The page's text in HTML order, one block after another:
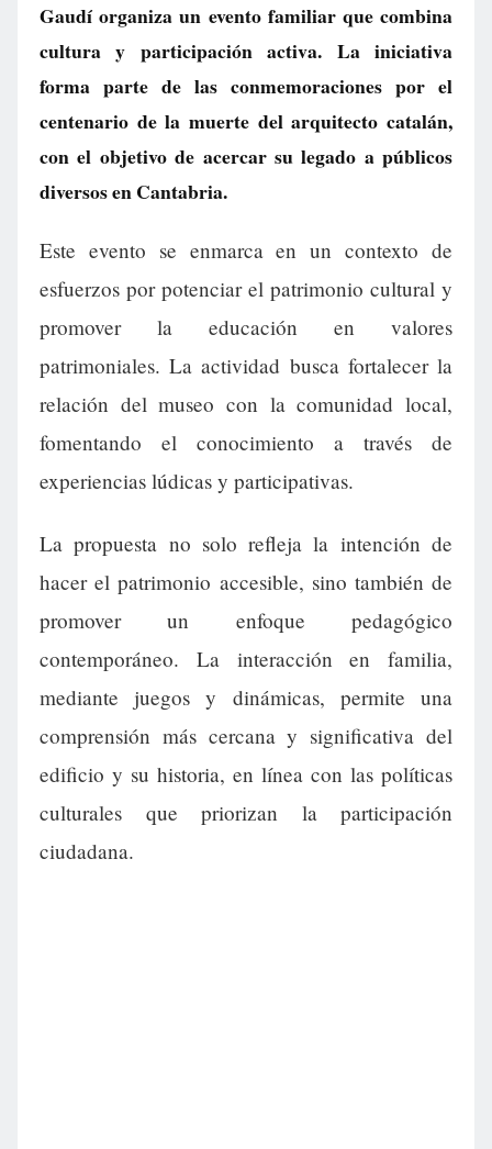
Gaudí organiza un evento familiar que combina
cultura y participación activa. La iniciativa
forma parte de las conmemoraciones por el
centenario de la muerte del arquitecto catalán,
con el objetivo de acercar su legado a públicos
diversos en Cantabria.
Este evento se enmarca en un contexto de
esfuerzos por potenciar el patrimonio cultural y
promover la educación en valores
patrimoniales. La actividad busca fortalecer la
relación del museo con la comunidad local,
fomentando el conocimiento a través de
experiencias lúdicas y participativas.
La propuesta no solo refleja la intención de
hacer el patrimonio accesible, sino también de
promover un enfoque pedagógico
contemporáneo. La interacción en familia,
mediante juegos y dinámicas, permite una
comprensión más cercana y significativa del
edificio y su historia, en línea con las políticas
culturales que priorizan la participación
ciudadana.